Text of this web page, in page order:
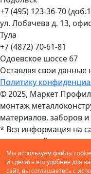
+7 (495) 123-36-70
ул. Лобачева д. 13,
Тула
+7 (4872) 70-61-81
Одоевское шоссе 67
Оставляя свои данные
Политику
© 2025, Маркет
монтаж
материалов, заборов
* Вся информация на
справочный характер
офертой,
получения
Мы используем файлы
и сделать его удобнее для
сайт, вы соглашаетесь с